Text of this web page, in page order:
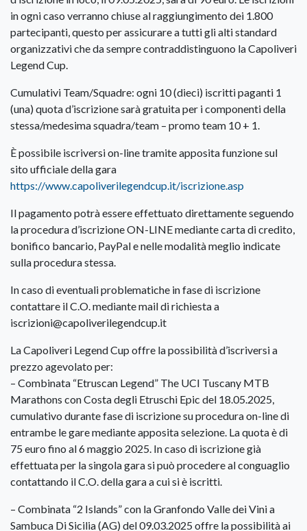
in ogni caso verranno chiuse al raggiungimento dei 1.800
partecipanti, questo per assicurare a tutti gli alti standard
organizzativi che da sempre contraddistinguono la Capoliveri
Legend Cup.
Cumulativi Team/Squadre: ogni 10 (dieci) iscritti paganti 1
(una) quota d’iscrizione sarà gratuita per i componenti della
stessa/medesima squadra/team – promo team 10 + 1.
È possibile iscriversi on-line tramite apposita funzione sul
sito ufficiale della gara
https://www.capoliverilegendcup.it/iscrizione.asp
Il pagamento potrà essere effettuato direttamente seguendo
la procedura d’iscrizione ON-LINE mediante carta di credito,
bonifico bancario, PayPal e nelle modalità meglio indicate
sulla procedura stessa.
In caso di eventuali problematiche in fase di iscrizione
contattare il C.O. mediante mail di richiesta a
iscrizioni@capoliverilegendcup.it
La Capoliveri Legend Cup offre la possibilità d’iscriversi a
prezzo agevolato per:
– Combinata “Etruscan Legend” The UCI Tuscany MTB
Marathons con Costa degli Etruschi Epic del 18.05.2025,
cumulativo durante fase di iscrizione su procedura on-line di
entrambe le gare mediante apposita selezione. La quota è di
75 euro fino al 6 maggio 2025. In caso di iscrizione già
effettuata per la singola gara si può procedere al conguaglio
contattando il C.O. della gara a cui si è iscritti.
– Combinata “2 Islands” con la Granfondo Valle dei Vini a
Sambuca Di Sicilia (AG) del 09.03.2025 offre la possibilità ai